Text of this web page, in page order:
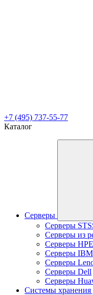
+7 (495) 737-55-77
Каталог
Серверы
Серверы
Серверы из
Серверы HPE
Серверы IBM
Серверы
Серверы Dell
Серверы
Системы